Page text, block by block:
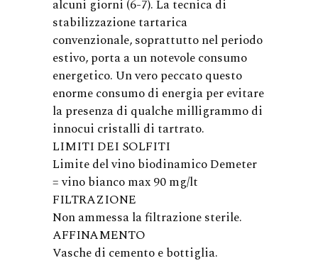
alcuni giorni (6-7). La tecnica di
stabilizzazione tartarica
convenzionale, soprattutto nel periodo
estivo, porta a un notevole consumo
energetico. Un vero peccato questo
enorme consumo di energia per evitare
la presenza di qualche milligrammo di
innocui cristalli di tartrato.
LIMITI DEI SOLFITI
Limite del vino biodinamico Demeter
= vino bianco max 90 mg/lt
FILTRAZIONE
Non ammessa la filtrazione sterile.
AFFINAMENTO
Vasche di cemento e bottiglia.